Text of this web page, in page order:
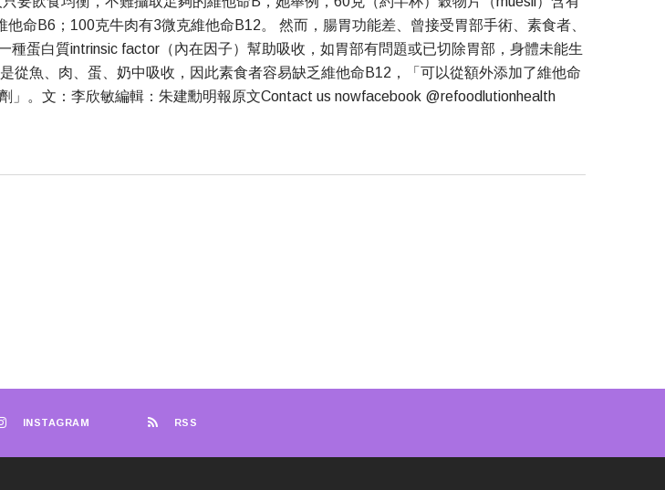
命B6；100克牛肉有3微克維他命B12。 然而，腸胃功能差、曾接受胃部手術、素食者、
蛋白質intrinsic factor（內在因子）幫助吸收，如胃部有問題或已切除胃部，身體未能生
魚、肉、蛋、奶中吸收，因此素食者容易缺乏維他命B12，「可以從額外添加了維他命
」。文：李欣敏編輯：朱建勳明報原文Contact us nowfacebook @refoodlutionhealth
INSTAGRAM RSS